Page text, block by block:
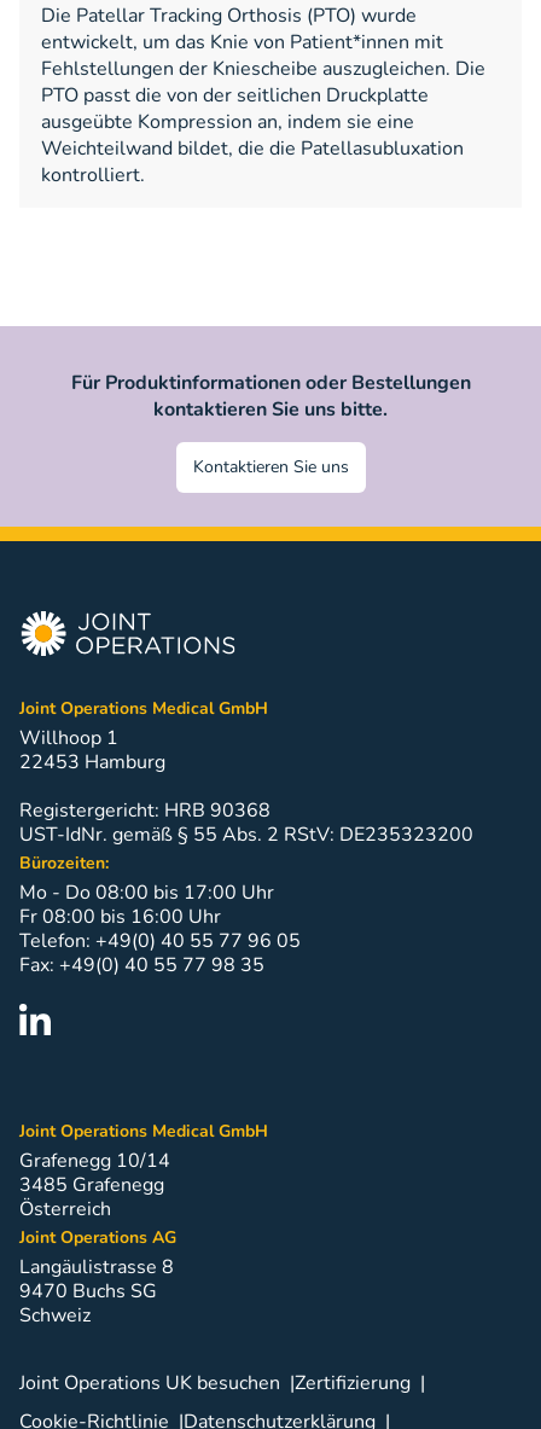
Die Patellar Tracking Orthosis (PTO) wurde
entwickelt, um das Knie von Patient*innen mit
Fehlstellungen der Kniescheibe auszugleichen. Die
PTO passt die von der seitlichen Druckplatte
ausgeübte Kompression an, indem sie eine
Weichteilwand bildet, die die Patellasubluxation
kontrolliert.
Für Produktinformationen oder Bestellungen
kontaktieren Sie uns bitte.
Kontaktieren Sie uns
Joint Operations Medical GmbH
Willhoop 1
22453 Hamburg
Registergericht: HRB 90368
UST-IdNr. gemäß § 55 Abs. 2 RStV: DE235323200
Bürozeiten:
Mo - Do 08:00 bis 17:00 Uhr
Fr 08:00 bis 16:00 Uhr
Telefon: +49(0) 40 55 77 96 05
Fax: +49(0) 40 55 77 98 35
Joint Operations Medical GmbH
Grafenegg 10/14
3485 Grafenegg
Österreich
Joint Operations AG
Langäulistrasse 8
9470 Buchs SG
Schweiz
Joint Operations UK besuchen Zertifizierung
Cookie-Richtlinie
Datenschutzerklärung